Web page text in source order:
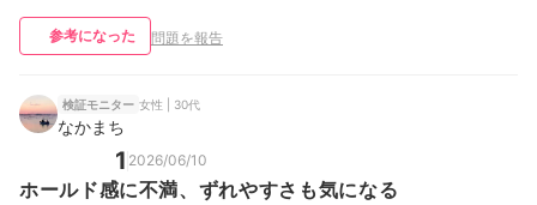
参考になった 問題を報告
検証モニター 女性 | 30代
なかまち
1 2026/06/10
ホールド感に不満、ずれやすさも気になる